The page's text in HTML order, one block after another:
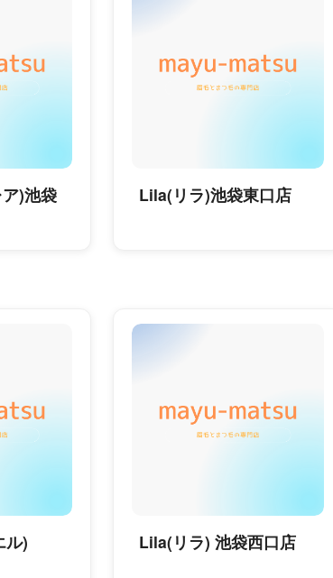
)池袋
Lila(リラ)池袋東口店
ル) Lila(リラ) 池袋西口店